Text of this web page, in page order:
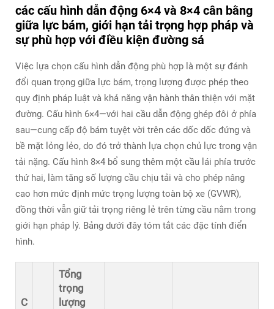
các cấu hình dẫn động 6×4 và 8×4 cân bằng
giữa lực bám, giới hạn tải trọng hợp pháp và
sự phù hợp với điều kiện đường sá
Việc lựa chọn cấu hình dẫn động phù hợp là một sự đánh
đổi quan trọng giữa lực bám, trọng lượng được phép theo
quy định pháp luật và khả năng vận hành thân thiện với mặt
đường. Cấu hình 6×4—với hai cầu dẫn động ghép đôi ở phía
sau—cung cấp độ bám tuyệt vời trên các dốc dốc đứng và
bề mặt lỏng lẻo, do đó trở thành lựa chọn chủ lực trong vận
tải nặng. Cấu hình 8×4 bổ sung thêm một cầu lái phía trước
thứ hai, làm tăng số lượng cầu chịu tải và cho phép nâng
cao hơn mức định mức trọng lượng toàn bộ xe (GVWR),
đồng thời vẫn giữ tải trọng riêng lẻ trên từng cầu nằm trong
giới hạn pháp lý. Bảng dưới đây tóm tắt các đặc tính điển
hình.
C
Tổng
trọng
lượng